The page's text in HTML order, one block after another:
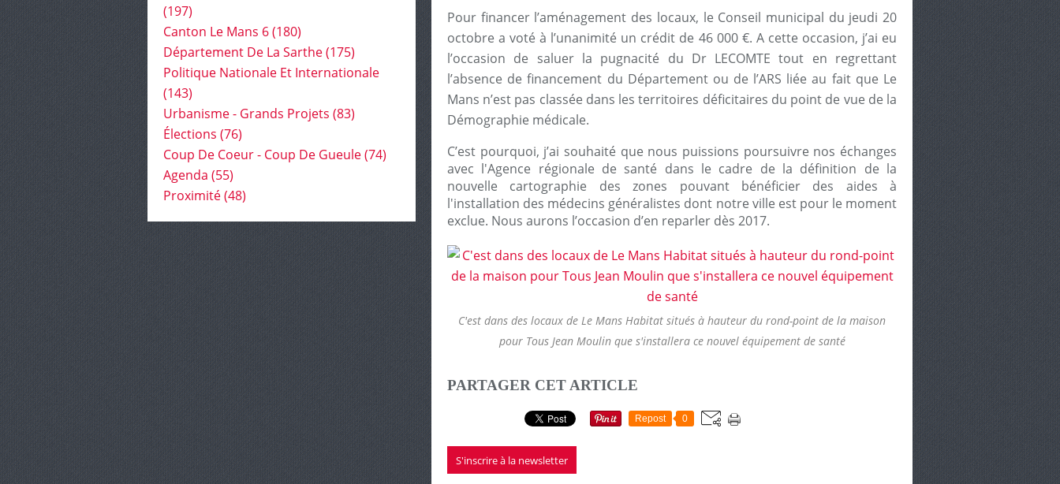
Pour financer l’aménagement des locaux, le Conseil municipal du jeudi 20
octobre a voté à l’unanimité un crédit de 46 000 €. A cette occasion, j’ai eu
l’occasion de saluer la pugnacité du Dr LECOMTE tout en regrettant
l’absence de financement du Département ou de l’ARS liée au fait que Le
Mans n’est pas classée dans les territoires déficitaires du point de vue de la
Démographie médicale.
C’est pourquoi, j’ai souhaité que nous puissions poursuivre nos échanges
avec l'Agence régionale de santé dans le cadre de la définition de la
nouvelle cartographie des zones pouvant bénéficier des aides à
l'installation des médecins généralistes dont notre ville est pour le moment
exclue. Nous aurons l’occasion d’en reparler dès 2017.
C'est dans des locaux de Le Mans Habitat situés à hauteur du rond-point de la maison
pour Tous Jean Moulin que s'installera ce nouvel équipement de santé
PARTAGER CET ARTICLE
Repost 0
S'inscrire à la newsletter
(197)
Canton Le Mans 6(180)
Département De La Sarthe(175)
Politique Nationale Et Internationale
(143)
Urbanisme - Grands Projets (83)
Élections (76)
Coup De Coeur - Coup De Gueule(74)
Agenda (55)
Proximité(48)